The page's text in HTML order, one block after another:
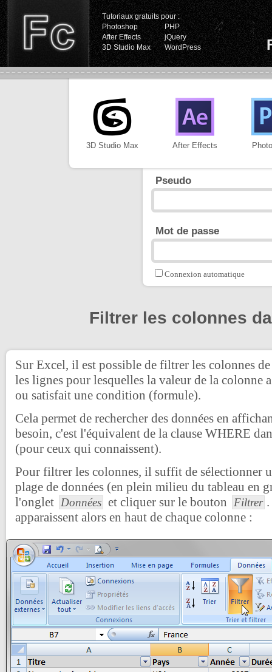
Tutoriaux gratuits pour :
Photoshop
PHP
After Effects
jQuery
3D Studio Max
WordPress
3D Studio Max After Effects
Pseudo
Mot de passe
Connexion automatique
Filtrer les colonnes
Sur Excel, il est possible de filtrer les colonnes
les lignes pour lesquelles la valeur de la colonne
ou satisfait une condition (formule).
Cela permet de rechercher des données en
besoin, c'est l'équivalent de la clause WHERE
(pour ceux qui connaissent).
Pour filtrer les colonnes, il suffit de sélectionner
plage de données (en plein milieu du tableau en
l'onglet Données et cliquer sur le bouton Filtrer
apparaissent alors en haut de chaque colonne :